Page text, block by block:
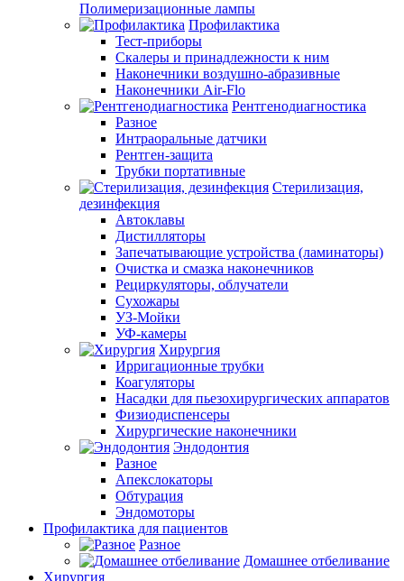
Полимеризационные лампы
Профилактика
Тест-приборы
Скалеры и принадлежности к ним
Наконечники воздушно-абразивные
Наконечники Air-Flo
Рентгенодиагностика
Разное
Интраоральные датчики
Рентген-защита
Трубки портативные
Стерилизация,
дезинфекция
Автоклавы
Дистилляторы
Запечатывающие устройства (ламинаторы)
Очистка и смазка наконечников
Рециркуляторы, облучатели
Сухожары
УЗ-Мойки
УФ-камеры
Хирургия
Ирригационные трубки
Коагуляторы
Насадки для пьезохирургических аппаратов
Физиодиспенсеры
Хирургические наконечники
Эндодонтия
Разное
Апекслокаторы
Обтурация
Эндомоторы
Профилактика для пациентов
Разное
Домашнее отбеливание
Хирургия